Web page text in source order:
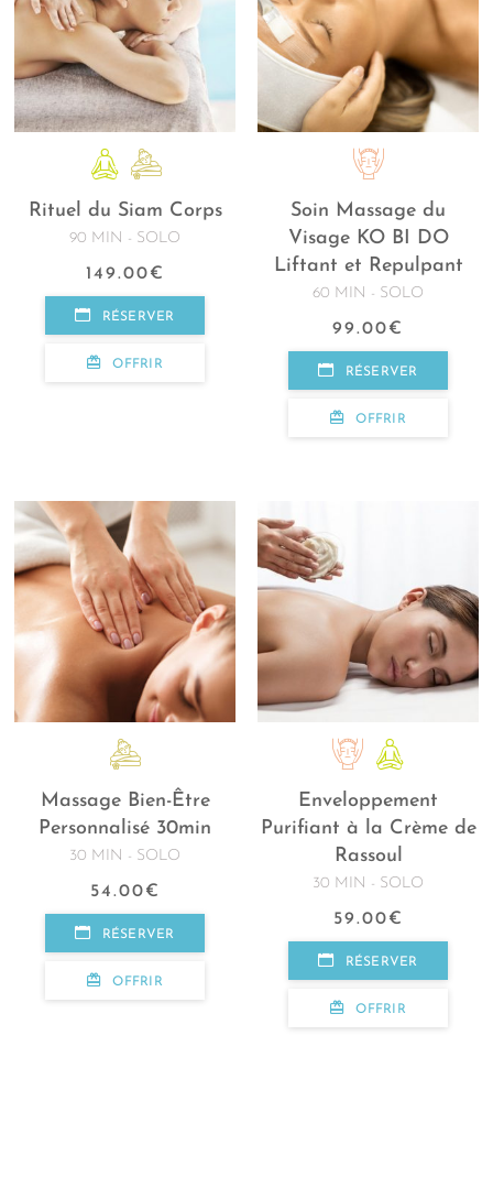
Rituel du Siam Corps
90 MIN - SOLO
149.00€
RÉSERVER
OFFRIR
Soin Massage du
Visage KO BI DO
Liftant et Repulpant
60 MIN - SOLO
99.00€
RÉSERVER
OFFRIR
Massage Bien-Être
Personnalisé 30min
30 MIN - SOLO
54.00€
RÉSERVER
OFFRIR
Enveloppement
Purifiant à la Crème de
Rassoul
30 MIN - SOLO
59.00€
RÉSERVER
OFFRIR